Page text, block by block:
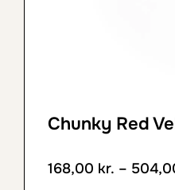
Chunky Red
168,00 kr. –